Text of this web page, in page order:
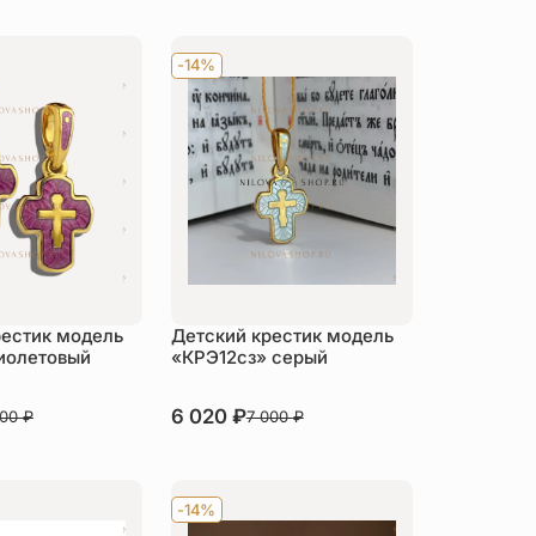
модель
₽
-14%
Детский крестик модель
«КРЭ12сз» серый
В наличии
6 020 ₽7 000₽
-14%